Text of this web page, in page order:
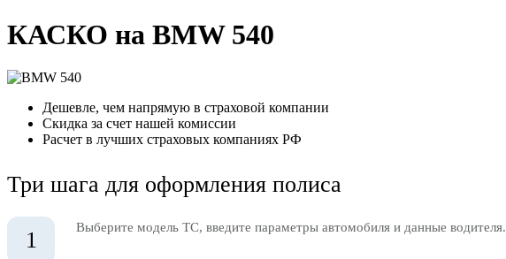
КАСКО на BMW 540
Дешевле, чем напрямую в страховой компании
Скидка за счет нашей комиссии
Расчет в лучших страховых компаниях РФ
Три шага для оформления полиса
1 Выберите модель ТС, введите параметры автомобиля и данные водителя.